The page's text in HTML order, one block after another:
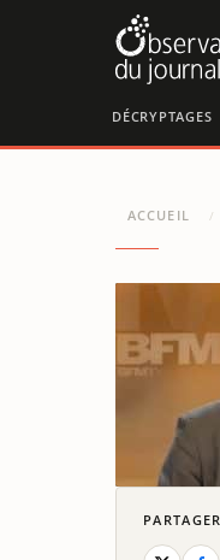
DÉCRYPTAGES
ACCUEIL /
PARTAGER
Panneau de gestion des